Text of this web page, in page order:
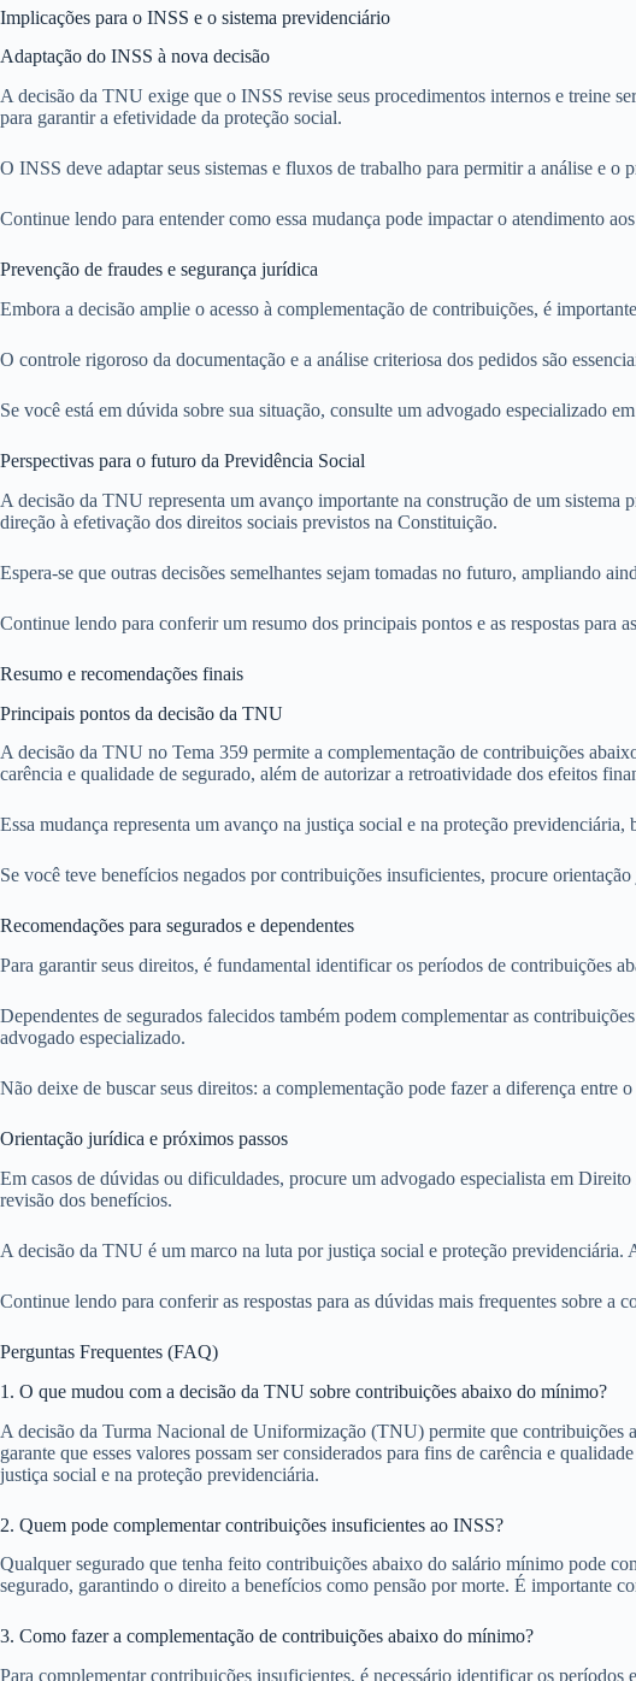
Implicações para o INSS e o sistema previdenciário
Adaptação do INSS à nova decisão
A decisão da TNU exige que o INSS revise seus procedimentos internos e treine
para garantir a efetividade da proteção social.
O INSS deve adaptar seus sistemas e fluxos de trabalho para permitir a análise e
Continue lendo para entender como essa mudança pode impactar o atendimento
Prevenção de fraudes e segurança jurídica
Embora a decisão amplie o acesso à complementação de contribuições, é
O controle rigoroso da documentação e a análise criteriosa dos pedidos são
Se você está em dúvida sobre sua situação, consulte um advogado especializado
Perspectivas para o futuro da Previdência Social
A decisão da TNU representa um avanço importante na construção de um
direção à efetivação dos direitos sociais previstos na Constituição.
Espera-se que outras decisões semelhantes sejam tomadas no futuro, ampliando
Continue lendo para conferir um resumo dos principais pontos e as respostas para
Resumo e recomendações finais
Principais pontos da decisão da TNU
A decisão da TNU no Tema 359 permite a complementação de contribuições
carência e qualidade de segurado, além de autorizar a retroatividade dos efeitos
Essa mudança representa um avanço na justiça social e na proteção
Se você teve benefícios negados por contribuições insuficientes, procure
Recomendações para segurados e dependentes
Para garantir seus direitos, é fundamental identificar os períodos de contribuições
Dependentes de segurados falecidos também podem complementar as
advogado especializado.
Não deixe de buscar seus direitos: a complementação pode fazer a diferença entre
Orientação jurídica e próximos passos
Em casos de dúvidas ou dificuldades, procure um advogado especialista em
revisão dos benefícios.
A decisão da TNU é um marco na luta por justiça social e proteção previdenciária.
Continue lendo para conferir as respostas para as dúvidas mais frequentes sobre
Perguntas Frequentes (FAQ)
1. O que mudou com a decisão da TNU sobre contribuições abaixo do mínimo?
A decisão da Turma Nacional de Uniformização (TNU) permite que contribuições
garante que esses valores possam ser considerados para fins de carência e
justiça social e na proteção previdenciária.
2. Quem pode complementar contribuições insuficientes ao INSS?
Qualquer segurado que tenha feito contribuições abaixo do salário mínimo pode
segurado, garantindo o direito a benefícios como pensão por morte. É importante
3. Como fazer a complementação de contribuições abaixo do mínimo?
Para complementar contribuições insuficientes, é necessário identificar os